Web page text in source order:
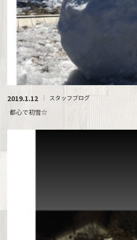
2019.1.12 スタッフブログ
都心で初雪☆